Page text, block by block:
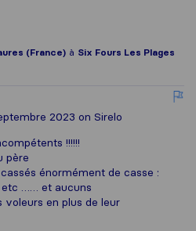
(France) à Six Fours Les Plages
2023 on Sirelo
!!!!!!
père
énormément de casse :
etc …… et aucuns
en plus de leur